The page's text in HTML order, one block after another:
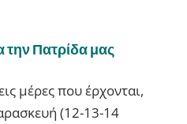
την Πατρίδα μας
μέρες που έρχονται,
(12-13-14